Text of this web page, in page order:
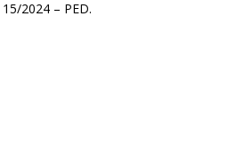
2024 – PED.